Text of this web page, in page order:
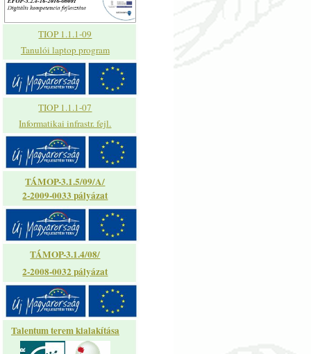
TIOP 1.1.1-09
Tanulói laptop program
TIOP 1.1.1-07
Informatikai infrastr. fejl.
TÁMOP-3.1.5/09/A/
2-2009-0033 pályázat
TÁMOP-3.1.4/08/
2-2008-0032 pályázat
Talentum terem kialakítása